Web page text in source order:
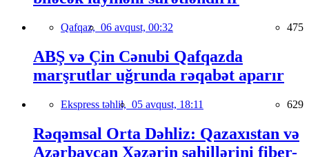
Qafqaz, 06 avqust, 00:32 475
ABŞ və Çin Cənubi Qafqazda
marşrutlar uğrunda rəqabət aparır
Ekspress təhlil, 05 avqust, 18:11 629
Rəqəmsal Orta Dəhliz: Qazaxıstan və
Azərbaycan Xəzərin sahillərini fiber-